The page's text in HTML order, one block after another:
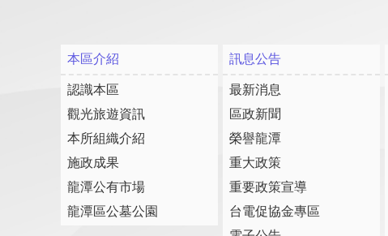
本區介紹
認識本區
觀光旅遊資訊
本所組織介紹
施政成果
龍潭公有市場
龍潭區公墓公園
訊息公告
最新消息
區政新聞
榮譽龍潭
重大政策
重要政策宣導
台電促協金專區